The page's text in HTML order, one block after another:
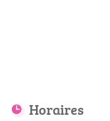
Horaires